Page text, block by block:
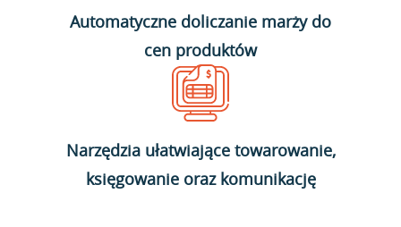
Automatyczne doliczanie marży do
cen produktów
Narzędzia ułatwiające towarowanie,
księgowanie oraz komunikację